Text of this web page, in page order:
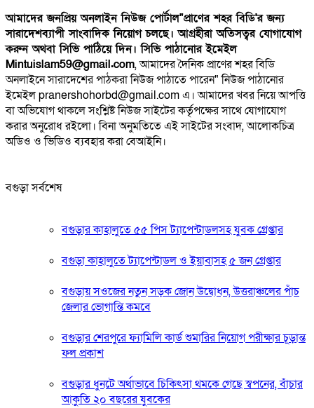
আমাদের জনপ্রিয় অনলাইন নিউজ পোর্টাল"প্রাণের শহর বিডি'র জন্য
সারাদেশব্যাপী সাংবাদিক নিয়োগ চলছে। আগ্রহীরা অতিসত্বর যোগাযোগ
করুন অথবা সিভি পাঠিয়ে দিন। সিভি পাঠানোর ইমেইল
Mintuislam59@gmail.com, আমাদের দৈনিক প্রাণের শহর বিডি
অনলাইনে সারাদেশের পাঠকরা নিউজ পাঠাতে পারেন" নিউজ পাঠানোর
ইমেইল pranershohorbd@gmail.com এ। আমাদের খবর নিয়ে আপত্তি
বা অভিযোগ থাকলে সংশ্লিষ্ট নিউজ সাইটের কর্তৃপক্ষের সাথে যোগাযোগ
করার অনুরোধ রইলো। বিনা অনুমতিতে এই সাইটের সংবাদ, আলোকচিত্র
অডিও ও ভিডিও ব্যবহার করা বেআইনি।
বগুড়া সর্বশেষ
বগুড়ার কাহালুতে ৫৫ পিস ট্যাপেন্টাডলসহ যুবক গ্রেপ্তার
বগুড়া কাহালুতে ট্যাপেন্টাডল ও ইয়াবাসহ ৫ জন গ্রেপ্তার
বগুড়ায় সওজের নতুন সড়ক জোন উদ্বোধন, উত্তরাঞ্চলের পাঁচ
জেলার ভোগান্তি কমবে
বগুড়ার শেরপুরে ফ্যামিলি কার্ড শুমারির নিয়োগ পরীক্ষার চূড়ান্ত
ফল প্রকাশ
বগুড়ার ধুনটে অর্থাভাবে চিকিৎসা থমকে গেছে স্বপনের, বাঁচার
আকুতি ২০ বছরের যুবকের